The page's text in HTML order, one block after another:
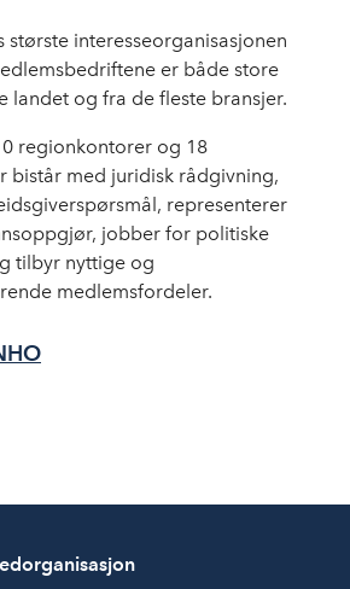
største interesseorganisasjonen
er både store
landet og fra de fleste bransjer.
regionkontorer og 18
bistår med juridisk rådgivning,
representerer
jobber for politiske
tilbyr nyttige og
medlemsfordeler.